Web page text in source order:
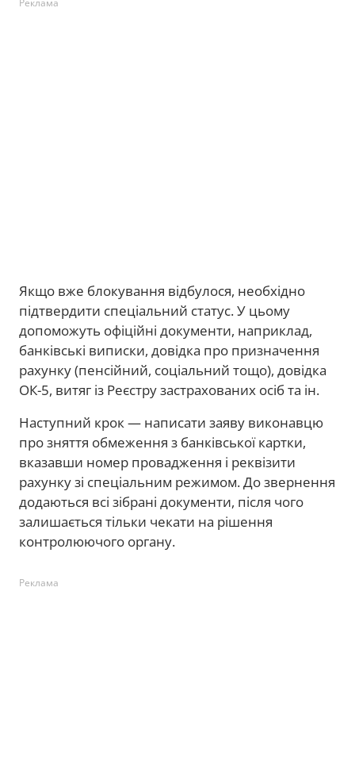
Якщо вже блокування відбулося, необхідно
підтвердити спеціальний статус. У цьому
допоможуть офіційні документи, наприклад,
банківські виписки, довідка про призначення
рахунку (пенсійний, соціальний тощо), довідка
ОК-5, витяг із Реєстру застрахованих осіб та ін.
Наступний крок — написати заяву виконавцю
про зняття обмеження з банківської картки,
вказавши номер провадження і реквізити
рахунку зі спеціальним режимом. До звернення
додаються всі зібрані документи, після чого
залишається тільки чекати на рішення
контролюючого органу.
Реклама